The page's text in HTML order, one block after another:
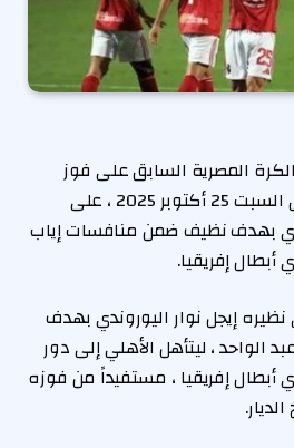
المصرية السابق على فوز
الأهلي مساء أمس الأول السبت 25 أكتوبر 2025 ، على
بهدف نظيف ضمن منافسات إياب
نظيره إيجل نوار اليوروندي بهدف
، ليتأهل الأهلي إلى دور
إفريقيا ، مستفيداً من فوزه